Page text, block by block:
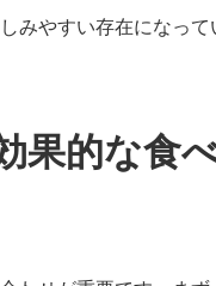
みやすい存在になっ
果的な食